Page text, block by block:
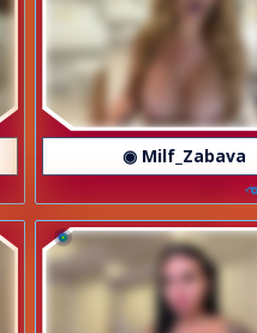
◉ Milf_Zabava